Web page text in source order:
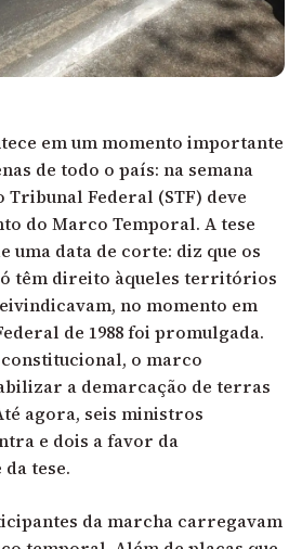
em um momento importante
de todo o país: na semana
Tribunal Federal (STF) deve
do Marco Temporal. A tese
uma data de corte: diz que os
têm direito àqueles territórios
no momento em
de 1988 foi promulgada.
o marco
a demarcação de terras
agora, seis ministros
e dois a favor da
tese.
da marcha carregavam